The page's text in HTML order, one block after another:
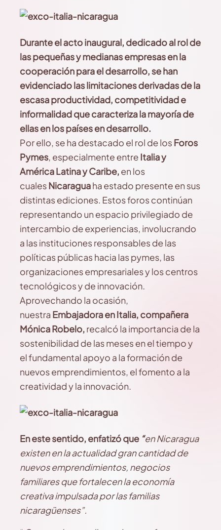
Durante el acto inaugural, dedicado al rol de
las pequeñas y medianas empresas en la
cooperación para el desarrollo, se han
evidenciado las limitaciones derivadas de la
escasa productividad, competitividad e
informalidad que caracteriza la mayoría de
ellas en los países en desarrollo.
Por ello, se ha destacado el rol de losForos
Pymes, especialmente entre Italia y
América Latina y Caribe, en los
cualesNicaraguaha estado presente en sus
distintas ediciones. Estos foros continúan
representando un espacio privilegiado de
intercambio de experiencias, involucrando
a las instituciones responsables de las
políticas públicas hacia las pymes, las
organizaciones empresariales y los centros
tecnológicos y de innovación.
Aprovechando la ocasión,
nuestra Embajadora en Italia, compañera
Mónica Robelo, recalcó la importancia de la
sostenibilidad de las meses en el tiempo y
el fundamental apoyo a la formación de
nuevos emprendimientos, el fomento a la
creatividad y la innovación.
En este sentido, enfatizó que “en Nicaragua
existen en la actualidad gran cantidad de
nuevos emprendimientos, negocios
familiares que fortalecen la economía
creativa impulsada por las familias
nicaragüenses”.